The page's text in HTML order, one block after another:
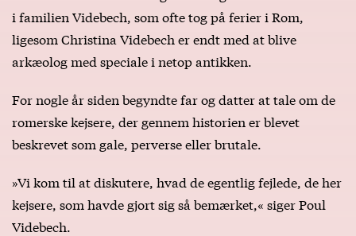
i familien Videbech, som ofte tog på ferier i Rom,
ligesom Christina Videbech er endt med at blive
arkæolog med speciale i netop antikken.
For nogle år siden begyndte far og datter at tale om de
romerske kejsere, der gennem historien er blevet
beskrevet som gale, perverse eller brutale.
»Vi kom til at diskutere, hvad de egentlig fejlede, de her
kejsere, som havde gjort sig så bemærket,« siger Poul
Videbech.